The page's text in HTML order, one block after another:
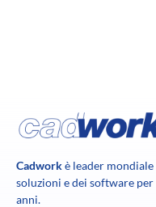
Cadworkè leader
soluzioni e dei software per
anni.